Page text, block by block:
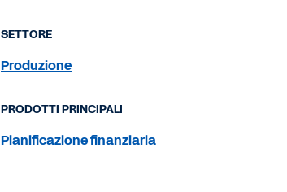
SETTORE
Produzione
PRODOTTI PRINCIPALI
Pianificazione finanziaria